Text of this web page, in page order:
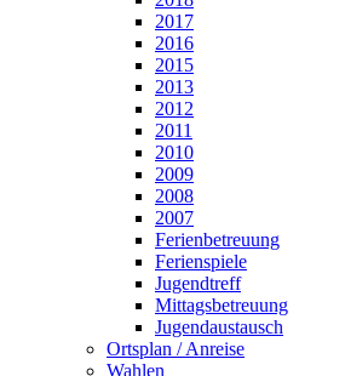
2017
2016
2015
2013
2012
2011
2010
2009
2008
2007
Ferienbetreuung
Ferienspiele
Jugendtreff
Mittagsbetreuung
Jugendaustausch
Ortsplan / Anreise
Wahlen